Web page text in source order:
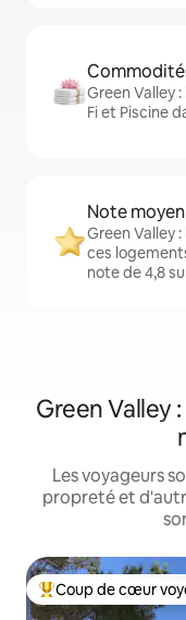
Green Valley
Fi et Piscine
Note
Green Valley
ces
note de 4,8
Green Valley
Les voyageurs
propreté et
Coup de cœur
Coup de cœur